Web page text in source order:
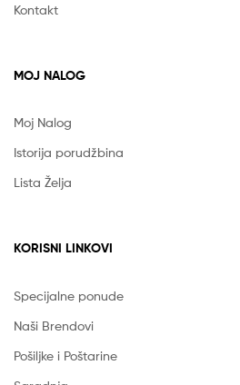
Kontakt
MOJ NALOG
Moj Nalog
Istorija porudžbina
Lista Želja
KORISNI LINKOVI
Specijalne ponude
Naši Brendovi
Pošiljke i Poštarine